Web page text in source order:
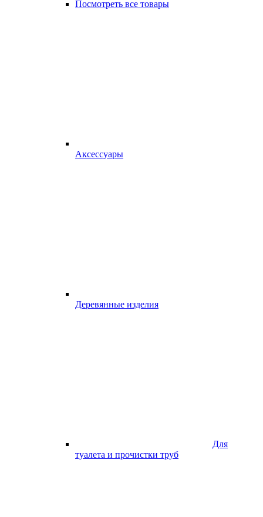
Посмотреть все товары
Аксессуары
Деревянные изделия
Для
туалета и прочистки труб